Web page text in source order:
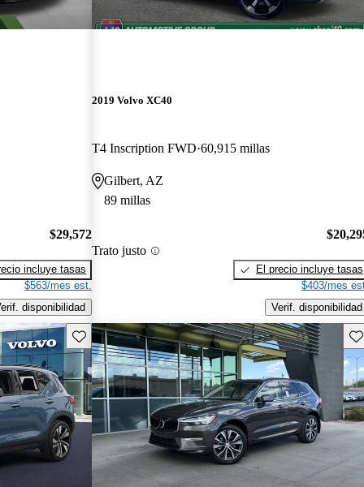
$29,572
incluye tasas
$563/mes est.
disponibilidad
2019 Volvo XC40
T4 Inscription FWD 60,915 millas
Gilbert, AZ
89 millas
Trato justo
El precio incluye tasas
$403/mes
Verif. disponibilidad
Guarda este Aviso